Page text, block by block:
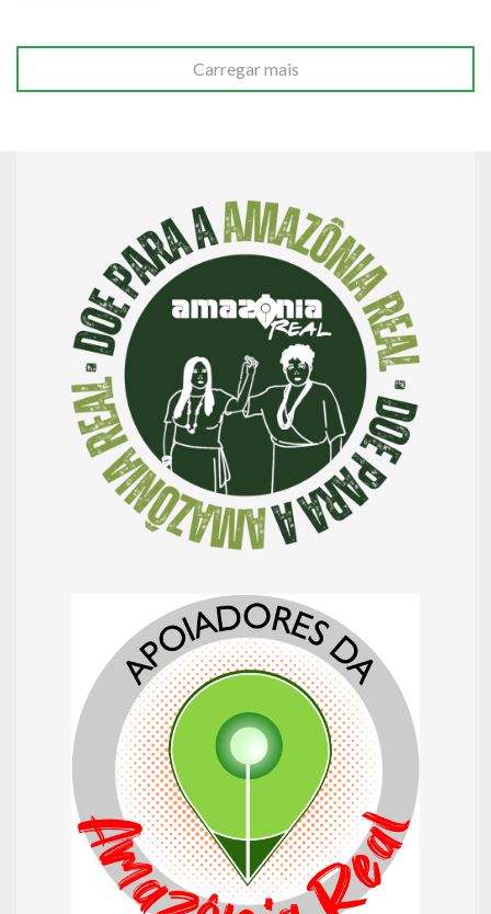
Carregar mais